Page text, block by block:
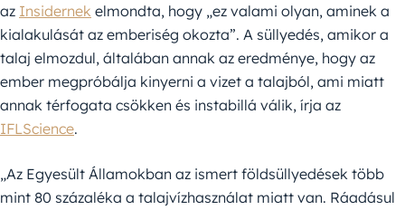
az Insidernek elmondta, hogy „ez valami olyan, aminek a
kialakulását az emberiség okozta”. A süllyedés, amikor a
talaj elmozdul, általában annak az eredménye, hogy az
ember megpróbálja kinyerni a vizet a talajból, ami miatt
annak térfogata csökken és instabillá válik, írja az
IFLScience.
„Az Egyesült Államokban az ismert földsüllyedések több
mint 80 százaléka a talajvízhasználat miatt van. Ráadásul